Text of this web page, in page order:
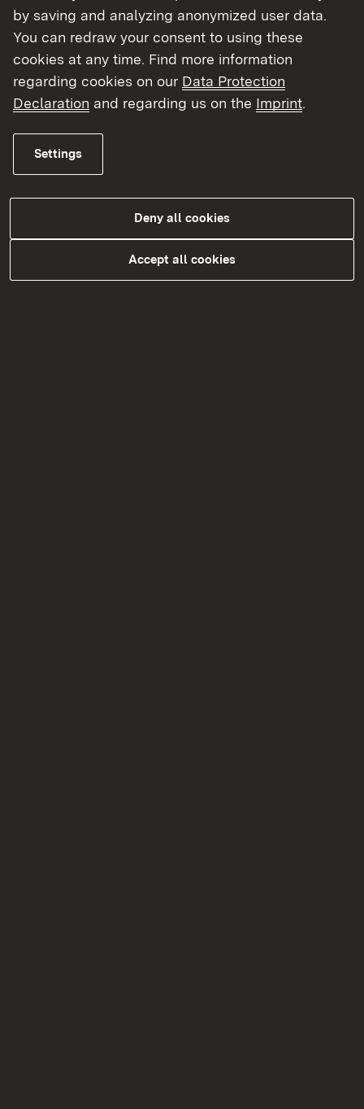
Welche Unterstützungsangebote bietet
An wen richten sich die Angebote von
FaMooS?
FaMooS?
Wer steht hinter FaMooS?
Mit welchen Fragen kann ich mich an
Warum ist FaMooS als landesweit tätige
Anlaufstelle beim Regierungspräsidium
by saving and analyzing anonymized user data.
You can redraw your consent to using these
cookies at any time. Find more information
regarding cookies on our Data Protection
Declaration and regarding us on the Imprint.
Settings
Deny all cookies
Accept all cookies